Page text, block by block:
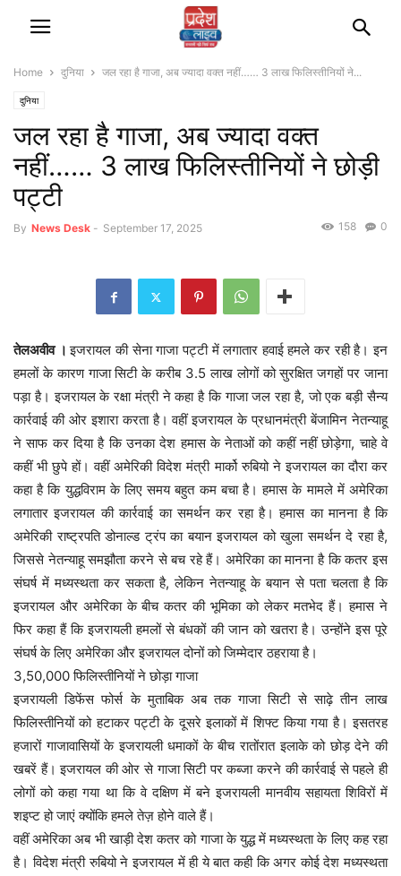
Home दुनिया जल रहा है गाजा, अब ज्यादा वक्त नहीं…… 3 लाख फिलिस्तीनियों ने...
दुनिया
जल रहा है गाजा, अब ज्यादा वक्त
नहीं…… 3 लाख फिलिस्तीनियों ने छोड़ी
पट्टी
By News Desk - September 17, 2025 0
158
तेलअवीव ।इजरायल की सेना गाजा पट्टी में लगातार हवाई हमले कर रही है। इन
हमलों के कारण गाजा सिटी के करीब 3.5 लाख लोगों को सुरक्षित जगहों पर जाना
पड़ा है। इजरायल के रक्षा मंत्री ने कहा है कि गाजा जल रहा है, जो एक बड़ी सैन्य
कार्रवाई की ओर इशारा करता है। वहीं इजरायल के प्रधानमंत्री बेंजामिन नेतन्याहू
ने साफ कर दिया है कि उनका देश हमास के नेताओं को कहीं नहीं छोड़ेगा, चाहे वे
कहीं भी छुपे हों। वहीं अमेरिकी विदेश मंत्री मार्को रुबियो ने इजरायल का दौरा कर
कहा है कि युद्धविराम के लिए समय बहुत कम बचा है। हमास के मामले में अमेरिका
लगातार इजरायल की कार्रवाई का समर्थन कर रहा है। हमास का मानना है कि
अमेरिकी राष्ट्रपति डोनाल्ड ट्रंप का बयान इजरायल को खुला समर्थन दे रहा है,
जिससे नेतन्याहू समझौता करने से बच रहे हैं। अमेरिका का मानना है कि कतर इस
संघर्ष में मध्यस्थता कर सकता है, लेकिन नेतन्याहू के बयान से पता चलता है कि
इजरायल और अमेरिका के बीच कतर की भूमिका को लेकर मतभेद हैं। हमास ने
फिर कहा हैं कि इजरायली हमलों से बंधकों की जान को खतरा है। उन्होंने इस पूरे
संघर्ष के लिए अमेरिका और इजरायल दोनों को जिम्मेदार ठहराया है।
3,50,000 फिलिस्तीनियों ने छोड़ा गाजा
इजरायली डिफेंस फोर्स के मुताबिक अब तक गाजा सिटी से साढ़े तीन लाख
फिलिस्तीनियों को हटाकर पट्टी के दूसरे इलाकों में शिफ्ट किया गया है। इसतरह
हजारों गाजावासियों के इजरायली धमाकों के बीच रातोंरात इलाके को छोड़ देने की
खबरें हैं। इजरायल की ओर से गाजा सिटी पर कब्जा करने की कार्रवाई से पहले ही
लोगों को कहा गया था कि वे दक्षिण में बने इजरायली मानवीय सहायता शिविरों में
शइप्ट हो जाएं क्योंकि हमले तेज़ होने वाले हैं।
वहीं अमेरिका अब भी खाड़ी देश कतर को गाजा के युद्ध में मध्यस्थता के लिए कह रहा
है। विदेश मंत्री रुबियो ने इजरायल में ही ये बात कही कि अगर कोई देश मध्यस्थता